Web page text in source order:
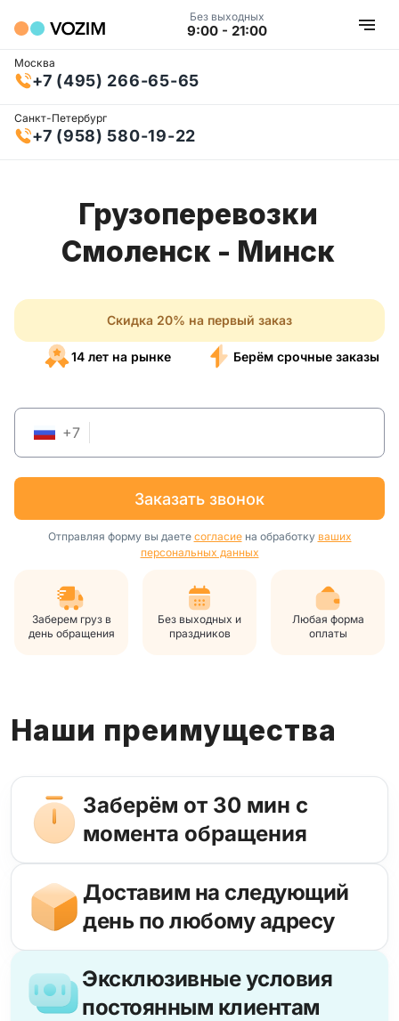
Без выходных
9:00 - 21:00
Москва
+7 (495) 266-65-65
Санкт-Петербург
+7 (958) 580-19-22
Грузоперевозки
Смоленск - Минск
Скидка 20% на первый заказ
14 лет на рынке Берём срочные заказы
+7
заказать звонок
Отправляя форму вы даете согласиена обработку ваших
персональных данных
Заберем груз в
день обращения
Без выходных и
праздников
Любая форма
оплаты
Наши преимущества
Заберём от 30 мин с
момента обращения
Доставим на следующий
день по любому адресу
Эксклюзивные условия
постоянным клиентам